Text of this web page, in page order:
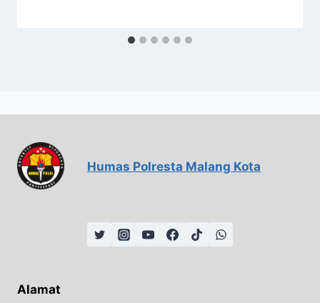
Humas Polresta Malang Kota
Alamat